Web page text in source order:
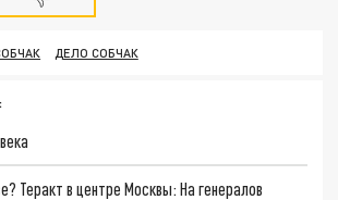
ДЕЛО СОБЧАК
Теракт в центре Москвы: На генералов